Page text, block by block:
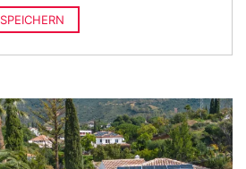
SPEICHERN